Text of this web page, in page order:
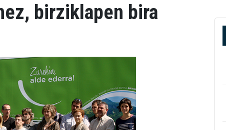
birziklapen bira